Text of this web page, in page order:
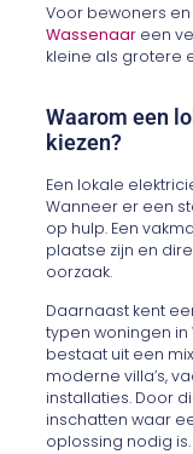
Voor bewoners
Wassenaar een
kleine als grotere
Waarom een
kiezen?
Een lokale
Wanneer er een
op hulp. Een
plaatse zijn en
oorzaak.
Daarnaast kent
typen woningen
bestaat uit een
moderne villa’s,
installaties. Door
inschatten waar
oplossing nodig is.